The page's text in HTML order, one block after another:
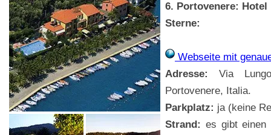
6. Portovenere: Hotel
Sterne:
Webseite mit
Adresse:
Via
Portovenere, Italia.
Parkplatz: ja (keine
Strand: es gibt einen